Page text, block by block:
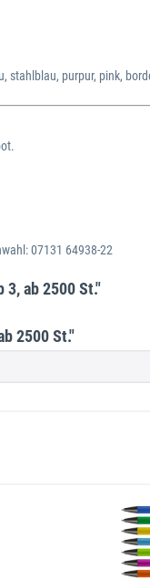
stahlblau, purpur, pink,
07131 64938-22
ab 2500 St."
2500 St."